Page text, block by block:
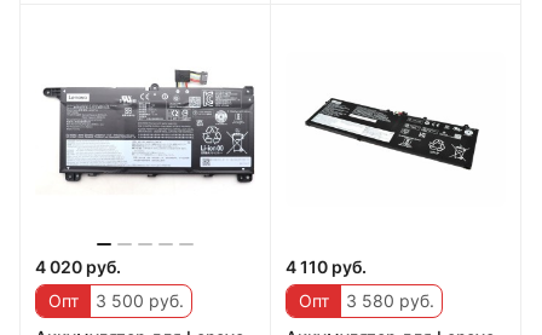
4 020 руб.
Опт
3 500 руб.
4 110 руб.
Опт
3 580 руб.